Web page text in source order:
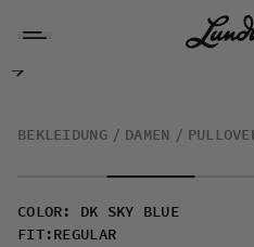
Flok Wool Ws Pile
BEKLEIDUNG DAMEN
COLOR :
DK SKY BLUE
FIT: REGULAR